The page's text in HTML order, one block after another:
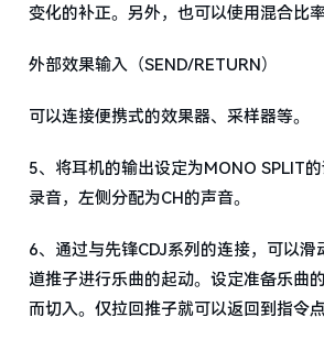
变化的补正。另外，也可以使用混合比
外部效果输入（SEND/RETURN）
可以连接便携式的效果器、采样器等。
5、将耳机的输出设定为MONO SPLIT
录音，左侧分配为CH的声音。
6、通过与先锋CDJ系列的连接，可以滑
道推子进行乐曲的起动。设定准备乐曲
而切入。仅拉回推子就可以返回到指令点